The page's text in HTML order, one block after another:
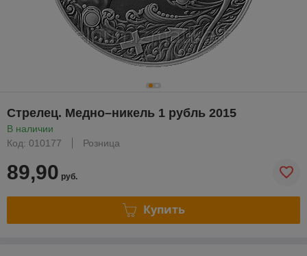
Стрелец. Медно–никель 1 рубль 2015
В наличии
Код: 010177
Розница
89,90 руб.
Купить